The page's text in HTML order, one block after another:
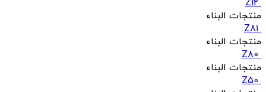
Z12
منتجات البناء
Z81
منتجات البناء
Z80
منتجات البناء
Z50